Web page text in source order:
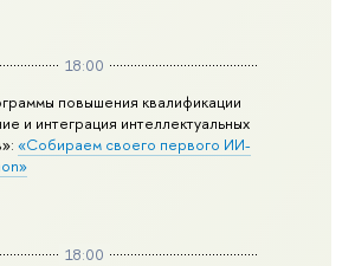
18:00
повышения квалификации
и интеграция интеллектуальных
«Собираем своего первого ИИ-
18:00